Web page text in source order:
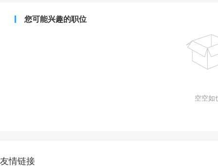
您可能兴趣的职位
空空如
友情链接